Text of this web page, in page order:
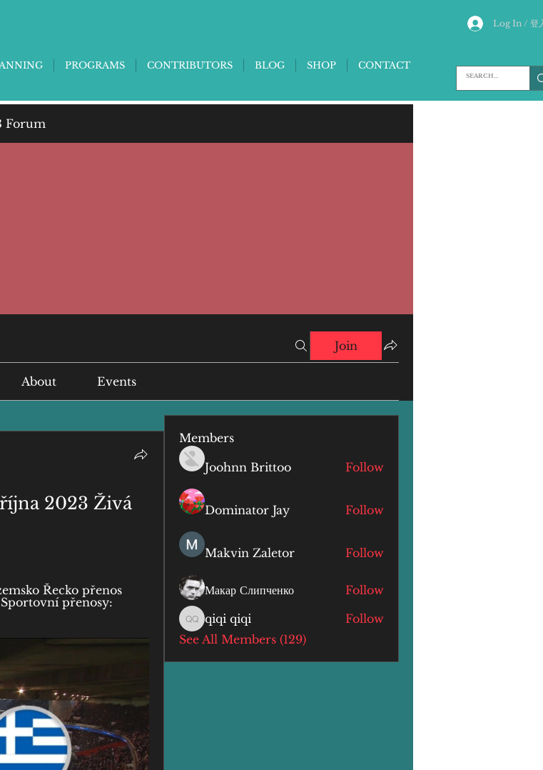
Log In / 登
PROGRAMS CONTRIBUTORS BLOG SHOP CONTACT
Forum
Join
About Events
2023 Živá
Řecko přenos
přenosy:
Members
Joohnn Brittoo Follow
Dominator Jay Follow
Makvin Zaletor Follow
Макар Слипченко Follow
qiqi qiqi
qiqi qiqi
Follow
See All Members (129)